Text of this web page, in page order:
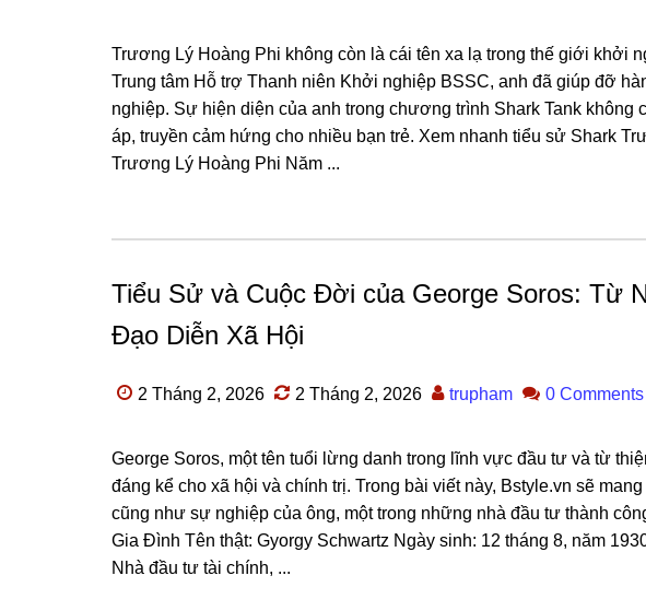
Trương Lý Hoàng Phi không còn là cái tên xa lạ trong thế giới khởi
Trung tâm Hỗ trợ Thanh niên Khởi nghiệp BSSC, anh đã giúp đỡ
nghiệp. Sự hiện diện của anh trong chương trình Shark Tank không
áp, truyền cảm hứng cho nhiều bạn trẻ. Xem nhanh tiểu sử Shark
Trương Lý Hoàng Phi Năm ...
Tiểu Sử và Cuộc Đời của George Soros: Từ
Đạo Diễn Xã Hội
2 Tháng 2, 2026 2 Tháng 2, 2026 trupham 0 Comments
George Soros, một tên tuổi lừng danh trong lĩnh vực đầu tư và từ
đáng kể cho xã hội và chính trị. Trong bài viết này, Bstyle.vn sẽ
cũng như sự nghiệp của ông, một trong những nhà đầu tư thành
Gia Đình Tên thật: Gyorgy Schwartz Ngày sinh: 12 tháng 8, năm
Nhà đầu tư tài chính, ...